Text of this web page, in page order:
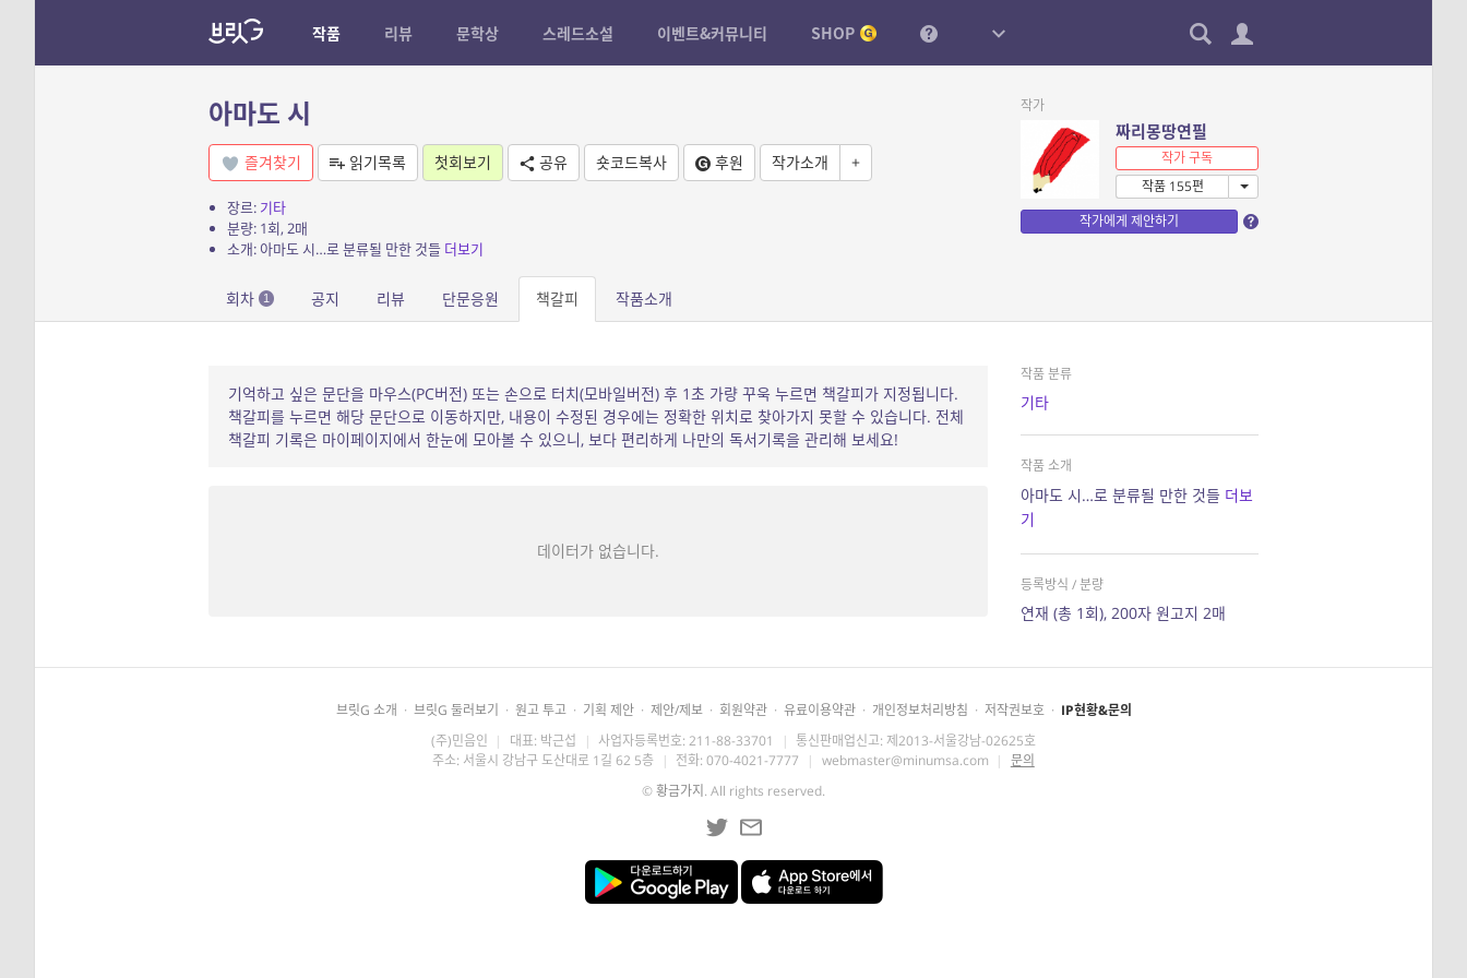
작품 리뷰 문학상 스레드소설 이벤트&커뮤니티 SHOP
아마도 시
즐겨찾기 읽기목록 첫회보기 공유 숏코드복사 후원 작가소개 +
장르: 기타
분량: 1회, 2매
소개: 아마도 시…로 분류될 만한 것들 더보기
작가
짜리몽땅연필
작가 구독
작품 155편
작가에게 제안하기
회차 1 공지 리뷰 단문응원 책갈피 작품소개
기억하고 싶은 문단을 마우스(PC버전) 또는 손으로 터치(모바일버전) 후 1초 가량 꾸욱 누르면 책갈피가 지정됩니다.
책갈피를 누르면 해당 문단으로 이동하지만, 내용이 수정된 경우에는 정확한 위치로 찾아가지 못할 수 있습니다. 전체
책갈피 기록은 마이페이지에서 한눈에 모아볼 수 있으니, 보다 편리하게 나만의 독서기록을 관리해 보세요!
데이터가 없습니다.
작품 분류
기타
작품 소개
아마도 시…로 분류될 만한 것들 더보
기
등록방식 / 분량
연재 (총 1회), 200자 원고지 2매
브릿G 소개 · 브릿G 둘러보기 · 원고 투고 · 기획 제안 · 제안/제보 · 회원약관 · 유료이용약관 · 개인정보처리방침 · 저작권보호 · IP현황&문의
(주)민음인 | 대표: 박근섭 | 사업자등록번호: 211-88-33701 | 통신판매업신고: 제2013-서울강남-02625호
주소: 서울시 강남구 도산대로 1길 62 5층 | 전화: 070-4021-7777 | webmaster@minumsa.com | 문의
©황금가지 . All rights reserved.